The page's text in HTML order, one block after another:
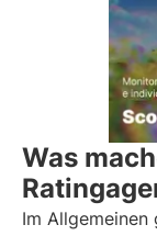
Was
Im Allgemeinen